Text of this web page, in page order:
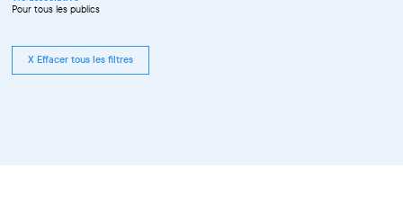
Pour tous les publics
X Effacer tous les filtres